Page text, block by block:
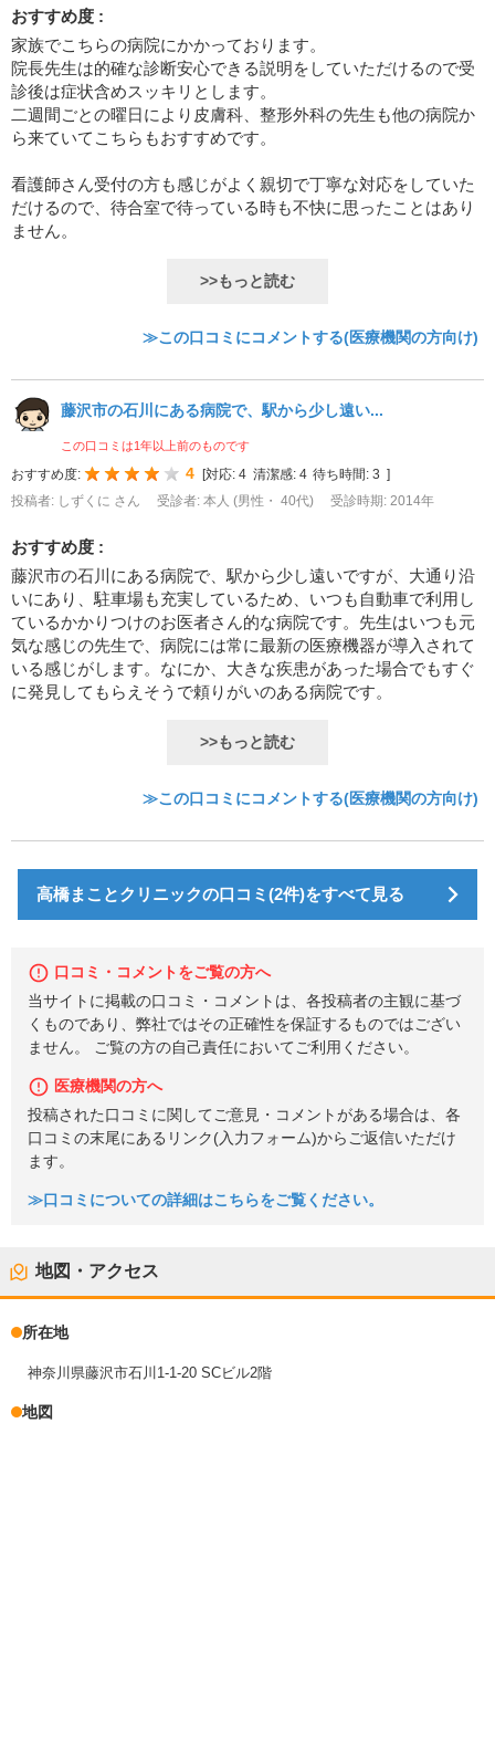
おすすめ度 :
家族でこちらの病院にかかっております。
院長先生は的確な診断安心できる説明をしていただけるので受
診後は症状含めスッキリとします。
二週間ごとの曜日により皮膚科、整形外科の先生も他の病院か
ら来ていてこちらもおすすめです。
看護師さん受付の方も感じがよく親切で丁寧な対応をしていた
だけるので、待合室で待っている時も不快に思ったことはあり
ません。
>>もっと読む
≫この口コミにコメントする(医療機関の方向け)
藤沢市の石川にある病院で、駅から少し遠い...
この口コミは1年以上前のものです
おすすめ度: 4 対応: 4 清潔感: 4 待ち時間: 3
投稿者: しずくに さん
受診者: 本人 (男性・ 40代) 受診時期: 2014年
おすすめ度 :
藤沢市の石川にある病院で、駅から少し遠いですが、大通り沿
いにあり、駐車場も充実しているため、いつも自動車で利用し
ているかかりつけのお医者さん的な病院です。先生はいつも元
気な感じの先生で、病院には常に最新の医療機器が導入されて
いる感じがします。なにか、大きな疾患があった場合でもすぐ
に発見してもらえそうで頼りがいのある病院です。
>>もっと読む
≫この口コミにコメントする(医療機関の方向け)
高橋まことクリニックの口コミ(2件)をすべて見る
口コミ・コメントをご覧の方へ
当サイトに掲載の口コミ・コメントは、各投稿者の主観に基づ
くものであり、弊社ではその正確性を保証するものではござい
ません。 ご覧の方の自己責任においてご利用ください。
医療機関の方へ
投稿された口コミに関してご意見・コメントがある場合は、各
口コミの末尾にあるリンク(入力フォーム)からご返信いただけ
ます。
≫口コミについての詳細はこちらをご覧ください。
地図・アクセス
所在地
神奈川県藤沢市石川1-1-20 SCビル2階
地図